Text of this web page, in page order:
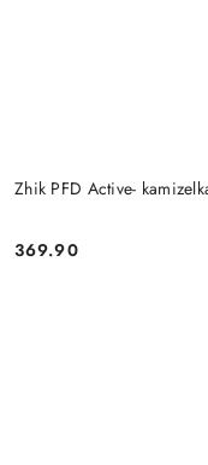
Zhik PFD Active-
Cena:
369.90